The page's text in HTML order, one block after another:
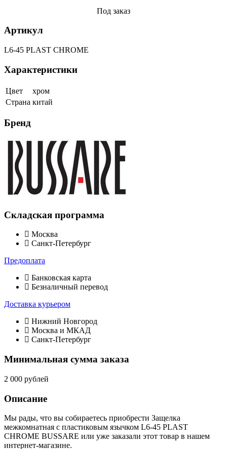
Под заказ
Артикул
L6-45 PLAST CHROME
Характеристики
Цвет
хром
Страна китай
Бренд
Складская программа
Москва
Санкт-Петербург
Предоплата
Банковская карта
Безналичный перевод
Доставка курьером
Нижний Новгород
Москва и МКАД
Санкт-Петербург
Минимальная сумма заказа
2 000 рублей
Описание
Мы рады, что вы собираетесь приобрести Защелка
межкомнатная с пластиковым язычком L6-45 PLAST
CHROME BUSSARE или уже заказали этот товар в нашем
интернет-магазине.